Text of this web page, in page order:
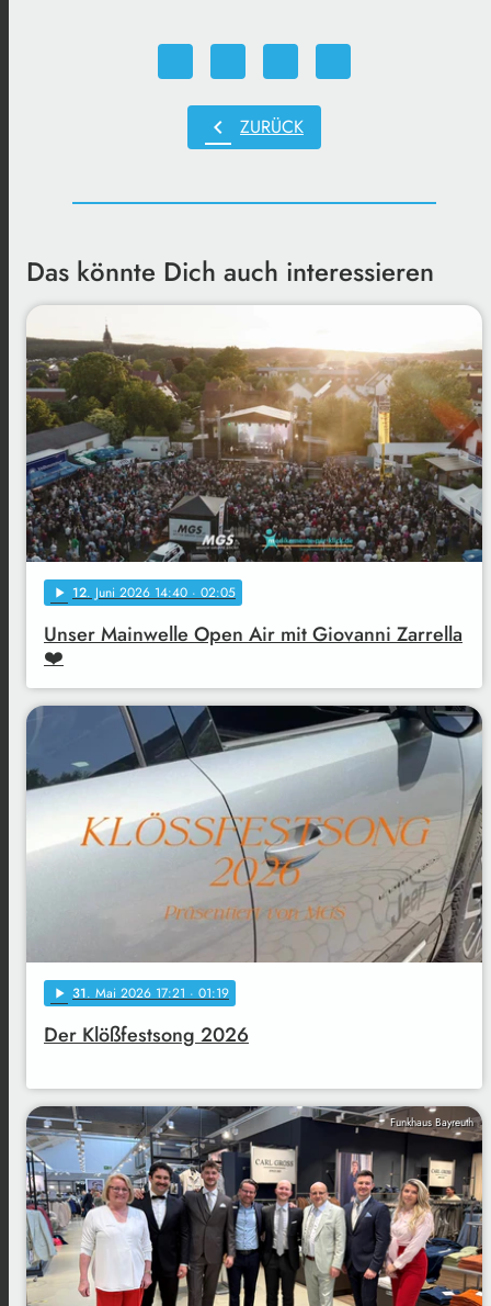
chevron_left ZURÜCK
Das könnte Dich auch interessieren
play_arrow 12. Juni 2026 14:40 · 02:05
Unser Mainwelle Open Air mit Giovanni Zarrella
❤️
play_arrow 31. Mai 2026 17:21 · 01:19
Der Klößfestsong 2026
Funkhaus Bayreuth